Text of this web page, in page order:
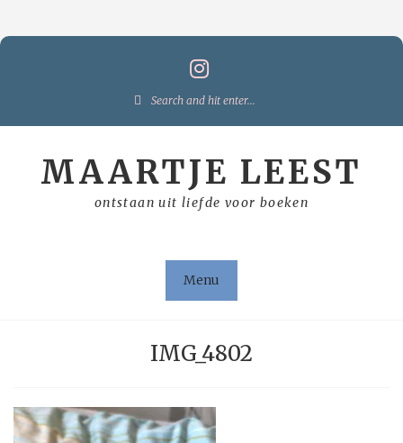
Search
MAARTJE LEEST
ontstaan uit liefde voor boeken
Menu
IMG_4802